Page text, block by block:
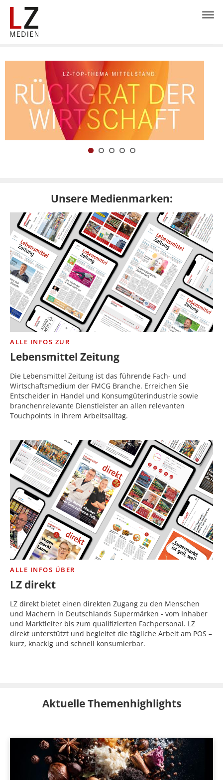
Unsere Medienmarken:
ALLE INFOS ZUR
Lebensmittel Zeitung
Die Lebensmittel Zeitung ist das führende Fach- und
Wirtschaftsmedium der FMCG Branche. Erreichen Sie
Entscheider in Handel und Konsumgüterindustrie sowie
branchenrelevante Dienstleister an allen relevanten
Touchpoints in ihrem Arbeitsalltag.
ALLE INFOS ÜBER
LZ direkt
LZ direkt bietet einen direkten Zugang zu den Menschen
und Machern in Deutschlands Supermärken - vom Inhaber
und Marktleiter bis zum qualifizierten Fachpersonal. LZ
direkt unterstützt und begleitet die tägliche Arbeit am POS –
kurz, knackig und schnell konsumierbar.
Aktuelle Themenhighlights